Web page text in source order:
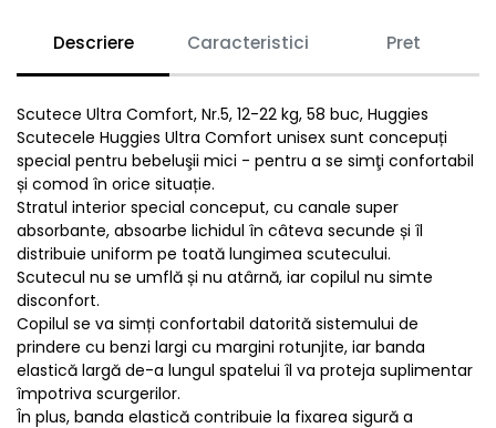
Descriere Caracteristici Pret
Scutece Ultra Comfort, Nr.5, 12-22 kg, 58 buc, Huggies
Scutecele Huggies Ultra Comfort unisex sunt concepuți
special pentru bebeluşii mici - pentru a se simţi confortabil
și comod în orice situație.
Stratul interior special conceput, cu canale super
absorbante, absoarbe lichidul în câteva secunde și îl
distribuie uniform pe toată lungimea scutecului.
Scutecul nu se umflă și nu atârnă, iar copilul nu simte
disconfort.
Copilul se va simți confortabil datorită sistemului de
prindere cu benzi largi cu margini rotunjite, iar banda
elastică largă de-a lungul spatelui îl va proteja suplimentar
împotriva scurgerilor.
În plus, banda elastică contribuie la fixarea sigură a